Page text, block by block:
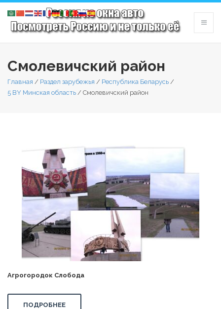
Смолевичский район
Главная / Раздел зарубежья / Республика Беларусь /
5 BY Минская область / Смолевичский район
Агрогородок Слобода
ПОДРОБНЕЕ